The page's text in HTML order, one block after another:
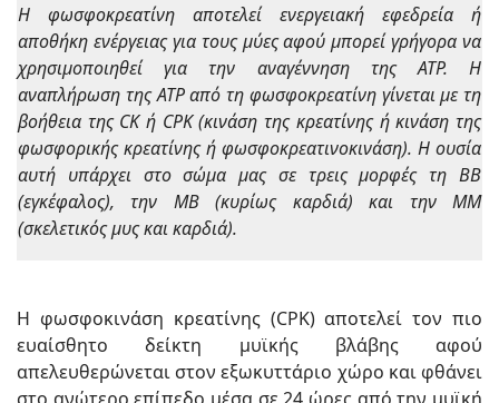
Η φωσφοκρεατίνη αποτελεί ενεργειακή εφεδρεία ή
αποθήκη ενέργειας για τους μύες αφού μπορεί γρήγορα να
χρησιμοποιηθεί για την αναγέννηση της ΑΤΡ. Η
αναπλήρωση της ΑΤΡ από τη φωσφοκρεατίνη γίνεται με τη
βοήθεια της CK ή CPK (κινάση της κρεατίνης ή κινάση της
φωσφορικής κρεατίνης ή φωσφοκρεατινοκινάση). Η ουσία
αυτή υπάρχει στο σώμα μας σε τρεις μορφές τη ΒΒ
(εγκέφαλος), την ΜΒ (κυρίως καρδιά) και την ΜΜ
(σκελετικός μυς και καρδιά).
Η φωσφοκινάση κρεατίνης (CPK) αποτελεί τον πιο
ευαίσθητο δείκτη μυϊκής βλάβης αφού
απελευθερώνεται στον εξωκυττάριο χώρο και φθάνει